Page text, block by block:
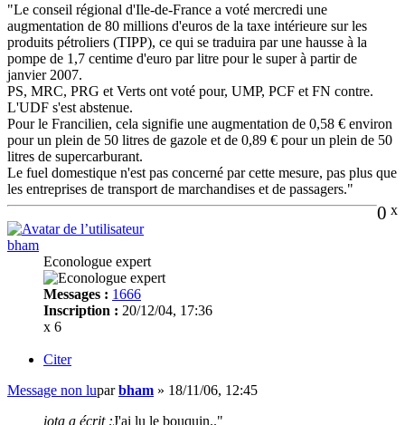
"Le conseil régional d'Ile-de-France a voté mercredi une
augmentation de 80 millions d'euros de la taxe intérieure sur les
produits pétroliers (TIPP), ce qui se traduira par une hausse à la
pompe de 1,7 centime d'euro par litre pour le super à partir de
janvier 2007.
PS, MRC, PRG et Verts ont voté pour, UMP, PCF et FN contre.
L'UDF s'est abstenue.
Pour le Francilien, cela signifie une augmentation de 0,58 € environ
pour un plein de 50 litres de gazole et de 0,89 € pour un plein de 50
litres de supercarburant.
Le fuel domestique n'est pas concerné par cette mesure, pas plus que
les entreprises de transport de marchandises et de passagers."
0 x
bham
Econologue expert
Messages : 1666
Inscription : 20/12/04, 17:36
x 6
Citer
Message non luparbham » 18/11/06, 12:45
iota a écrit :J'ai lu le bouquin.."